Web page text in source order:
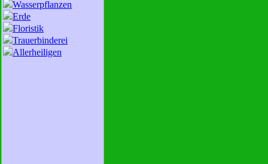
Wasserpflanzen
Erde
Floristik
Trauerbinderei
Allerheiligen